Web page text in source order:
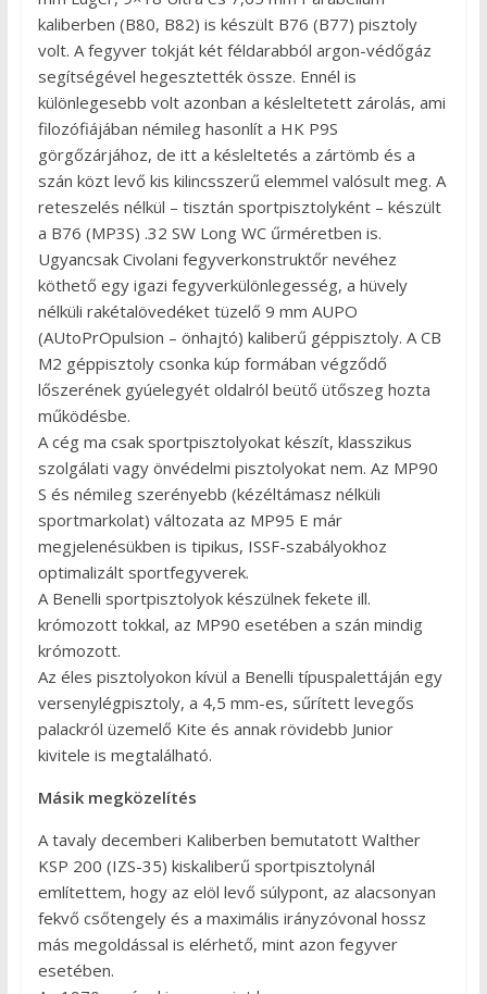
kaliberben (B80, B82) is készült B76 (B77) pisztoly
volt. A fegyver tokját két féldarabból argon-védőgáz
segítségével hegesztették össze. Ennél is
különlegesebb volt azonban a késleltetett zárolás, ami
filozófiájában némileg hasonlít a HK P9S
görgőzárjához, de itt a késleltetés a zártömb és a
szán közt levő kis kilincsszerű elemmel valósult meg. A
reteszelés nélkül – tisztán sportpisztolyként – készült
a B76 (MP3S) .32 SW Long WC űrméretben is.
Ugyancsak Civolani fegyverkonstruktőr nevéhez
köthető egy igazi fegyverkülönlegesség, a hüvely
nélküli rakétalövedéket tüzelő 9 mm AUPO
(AUtoPrOpulsion – önhajtó) kaliberű géppisztoly. A CB
M2 géppisztoly csonka kúp formában végződő
lőszerének gyúelegyét oldalról beütő ütőszeg hozta
működésbe.
A cég ma csak sportpisztolyokat készít, klasszikus
szolgálati vagy önvédelmi pisztolyokat nem. Az MP90
S és némileg szerényebb (kézéltámasz nélküli
sportmarkolat) változata az MP95 E már
megjelenésükben is tipikus, ISSF-szabályokhoz
optimalizált sportfegyverek.
A Benelli sportpisztolyok készülnek fekete ill.
krómozott tokkal, az MP90 esetében a szán mindig
krómozott.
Az éles pisztolyokon kívül a Benelli típuspalettáján egy
versenylégpisztoly, a 4,5 mm-es, sűrített levegős
palackról üzemelő Kite és annak rövidebb Junior
kivitele is megtalálható.
Másik megközelítés
A tavaly decemberi Kaliberben bemutatott Walther
KSP 200 (IZS-35) kiskaliberű sportpisztolynál
említettem, hogy az elöl levő súlypont, az alacsonyan
fekvő csőtengely és a maximális irányzóvonal hossz
más megoldással is elérhető, mint azon fegyver
esetében.